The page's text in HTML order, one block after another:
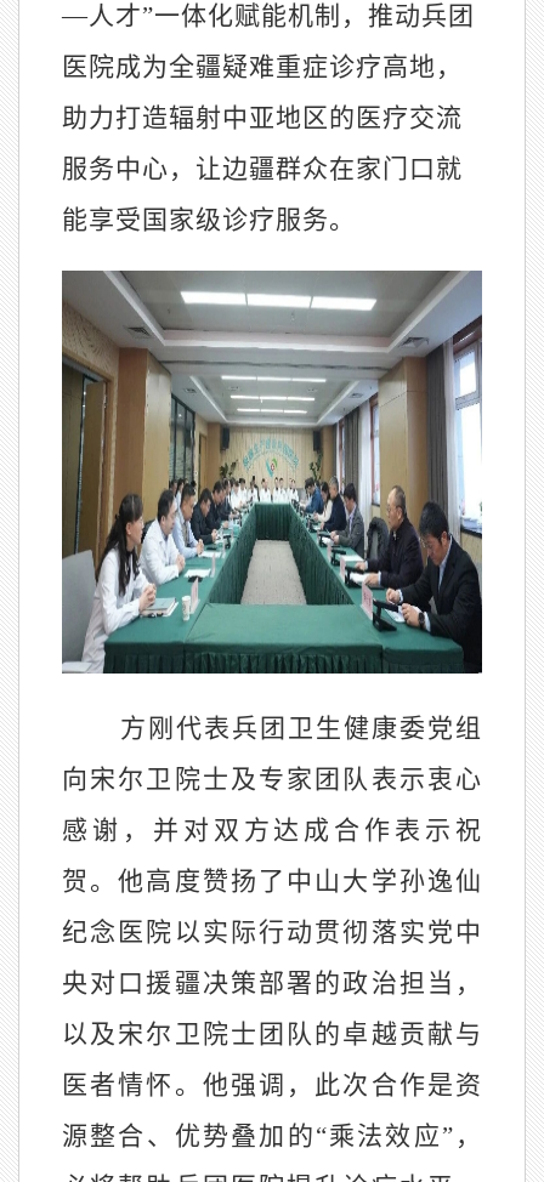
—人才”一体化赋能机制，推动兵团
医院成为全疆疑难重症诊疗高地，
助力打造辐射中亚地区的医疗交流
服务中心，让边疆群众在家门口就
能享受国家级诊疗服务。
方刚代表兵团卫生健康委党组
向宋尔卫院士及专家团队表示衷心
感谢，并对双方达成合作表示祝
贺。他高度赞扬了中山大学孙逸仙
纪念医院以实际行动贯彻落实党中
央对口援疆决策部署的政治担当，
以及宋尔卫院士团队的卓越贡献与
医者情怀。他强调，此次合作是资
源整合、优势叠加的“乘法效应”，